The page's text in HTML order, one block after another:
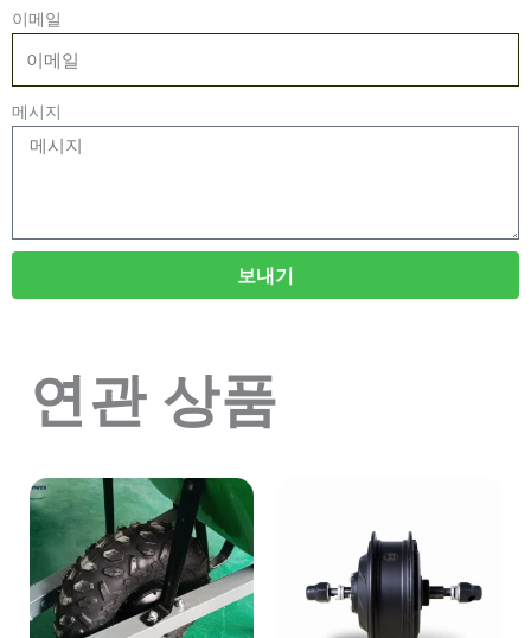
이메일
메시지
보내기
연관 상품